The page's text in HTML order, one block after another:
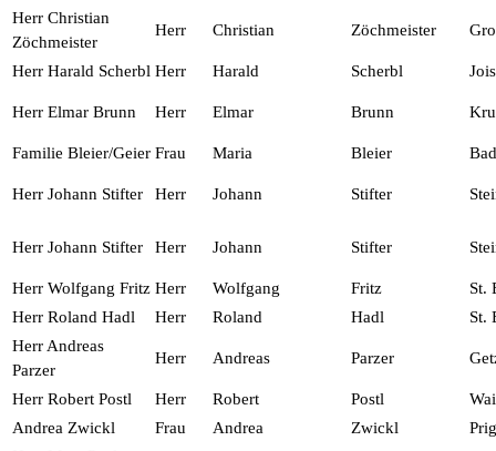
Herr Christian
Zöchmeister
Herr Christian Zöchmeister
Herr Harald Scherbl Herr Harald Scherbl Jois
Herr Elmar Brunn Herr Elmar Brunn
Familie Bleier/Geier Frau Maria Bleier
Herr Johann Stifter Herr Johann Stifter
Herr Johann Stifter Herr Johann Stifter
Herr Wolfgang Fritz Herr Wolfgang Fritz
St.
Herr Roland Hadl
Herr Roland Hadl
St.
Herr Andreas
Parzer
Herr Andreas Parzer
Herr Robert Postl Herr Robert Postl
Andrea Zwickl
Frau Andrea Zwickl